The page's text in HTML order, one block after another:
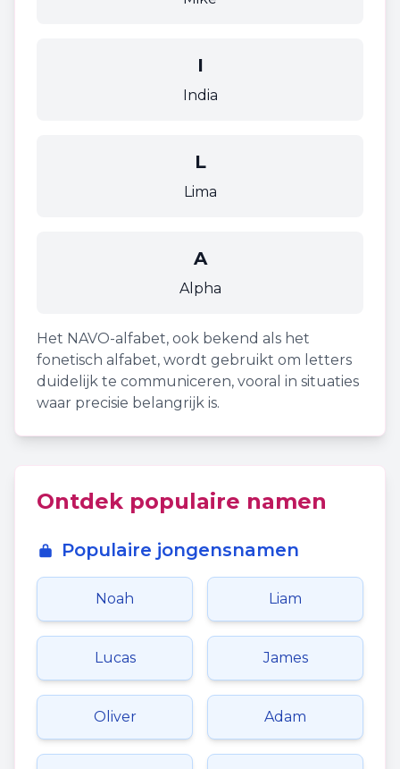
I
India
L
Lima
A
Alpha
Het NAVO-alfabet, ook bekend als het
fonetisch alfabet, wordt gebruikt om letters
duidelijk te communiceren, vooral in situaties
waar precisie belangrijk is.
Ontdek populaire namen
Populaire jongensnamen
Noah Liam
Lucas James
Oliver Adam